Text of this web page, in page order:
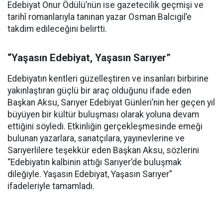
Edebiyat Onur Ödülü’nün ise gazetecilik geçmişi ve
tarihî romanlarıyla tanınan yazar Osman Balcıgil’e
takdim edileceğini belirtti.
“Yaşasın Edebiyat, Yaşasın Sarıyer”
Edebiyatın kentleri güzelleştiren ve insanları birbirine
yakınlaştıran güçlü bir araç olduğunu ifade eden
Başkan Aksu, Sarıyer Edebiyat Günleri’nin her geçen yıl
büyüyen bir kültür buluşması olarak yoluna devam
ettiğini söyledi. Etkinliğin gerçekleşmesinde emeği
bulunan yazarlara, sanatçılara, yayınevlerine ve
Sarıyerlilere teşekkür eden Başkan Aksu, sözlerini
“Edebiyatın kalbinin attığı Sarıyer’de buluşmak
dileğiyle. Yaşasın Edebiyat, Yaşasın Sarıyer”
ifadeleriyle tamamladı.